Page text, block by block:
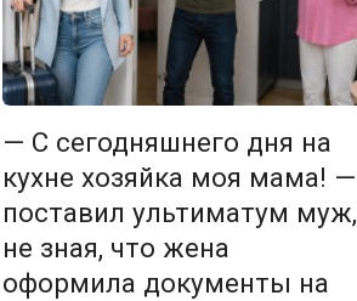
— С сегодняшнего дня на
кухне хозяйка моя мама! —
поставил ультиматум муж,
не зная, что жена
оформила документы на